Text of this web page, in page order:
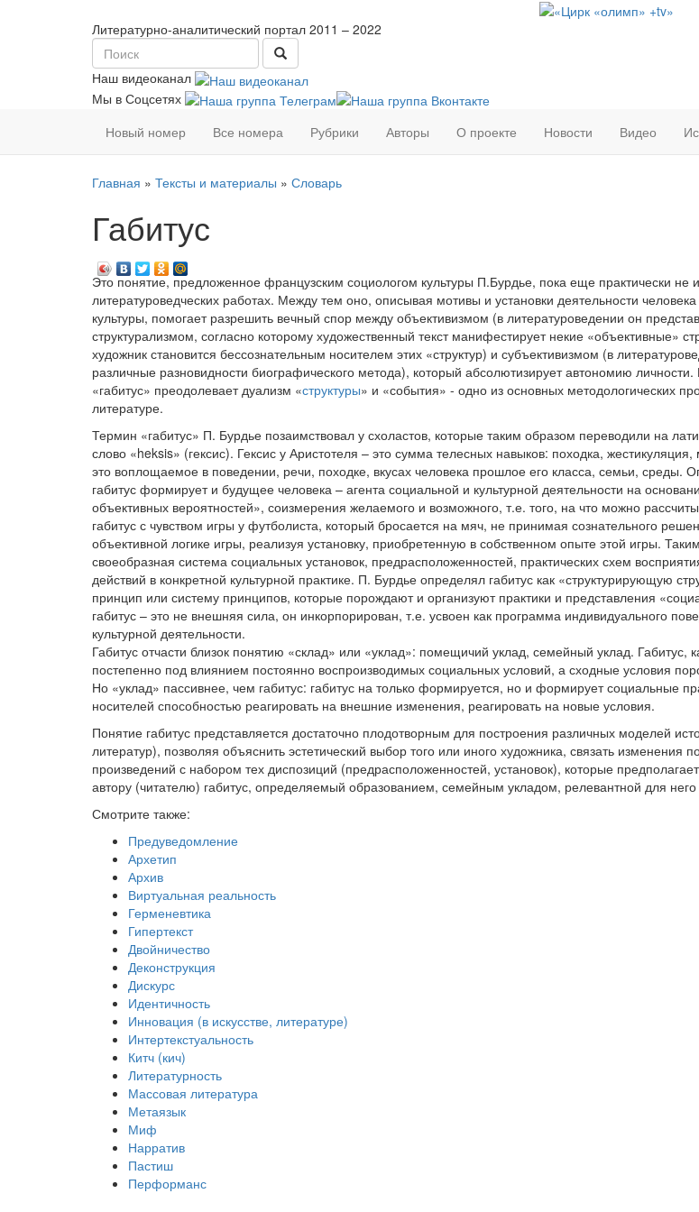
Литературно-аналитический портал 2011 – 2022
Наш видеоканал
Мы в Соцсетях
Новый номер
Все номера Рубрики Авторы О проекте Новости Видео
Главная » Тексты и материалы » Словарь
Габитус
Это понятие, предложенное французским социологом культуры П.Бурдье, пока еще практически не
литературоведческих работах. Между тем оно, описывая мотивы и установки деятельности
культуры, помогает разрешить вечный спор между объективизмом (в литературоведении он
структурализмом, согласно которому художественный текст манифестирует некие «объективные»
художник становится бессознательным носителем этих «структур) и субъективизмом (в
различные разновидности биографического метода), который абсолютизирует автономию
«габитус» преодолевает дуализм «структуры» и «события» - одно из основных методологических
литературе.
Термин «габитус» П. Бурдье позаимствовал у схоластов, которые таким образом переводили на
слово «heksis» (гексис). Гексис у Аристотеля – это сумма телесных навыков: походка,
это воплощаемое в поведении, речи, походке, вкусах человека прошлое его класса, семьи,
габитус формирует и будущее человека – агента социальной и культурной деятельности на
объективных вероятностей», соизмерения желаемого и возможного, т.е. того, на что можно
габитус с чувством игры у футболиста, который бросается на мяч, не принимая сознательного
объективной логике игры, реализуя установку, приобретенную в собственном опыте этой игры.
своеобразная система социальных установок, предрасположенностей, практических схем
действий в конкретной культурной практике. П. Бурдье определял габитус как «структурирующую
принцип или систему принципов, которые порождают и организуют практики и представления
габитус – это не внешняя сила, он инкорпорирован, т.е. усвоен как программа индивидуального
культурной деятельности.
Габитус отчасти близок понятию «склад» или «уклад»: помещичий уклад, семейный уклад. Габитус,
постепенно под влиянием постоянно воспроизводимых социальных условий, а сходные условия
Но «уклад» пассивнее, чем габитус: габитус на только формируется, но и формирует социальные
носителей способностью реагировать на внешние изменения, реагировать на новые условия.
Понятие габитус представляется достаточно плодотворным для построения различных моделей
литератур), позволяя объяснить эстетический выбор того или иного художника, связать изменения
произведений с набором тех диспозиций (предрасположенностей, установок), которые
автору (читателю) габитус, определяемый образованием, семейным укладом, релевантной для
Смотрите также:
Предуведомление
Архетип
Архив
Виртуальная реальность
Герменевтика
Гипертекст
Двойничество
Деконструкция
Дискурс
Идентичность
Инновация (в искусстве, литературе)
Интертекстуальность
Китч (кич)
Литературность
Массовая литература
Метаязык
Миф
Нарратив
Пастиш
Перформанс